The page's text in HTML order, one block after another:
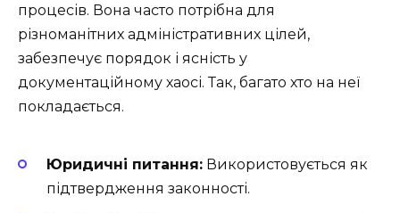
процесів. Вона часто потрібна для
різноманітних адміністративних цілей,
забезпечує порядок і ясність у
документаційному хаосі. Так, багато хто на неї
покладається.
Юридичні питання: Використовується як
підтвердження законності.